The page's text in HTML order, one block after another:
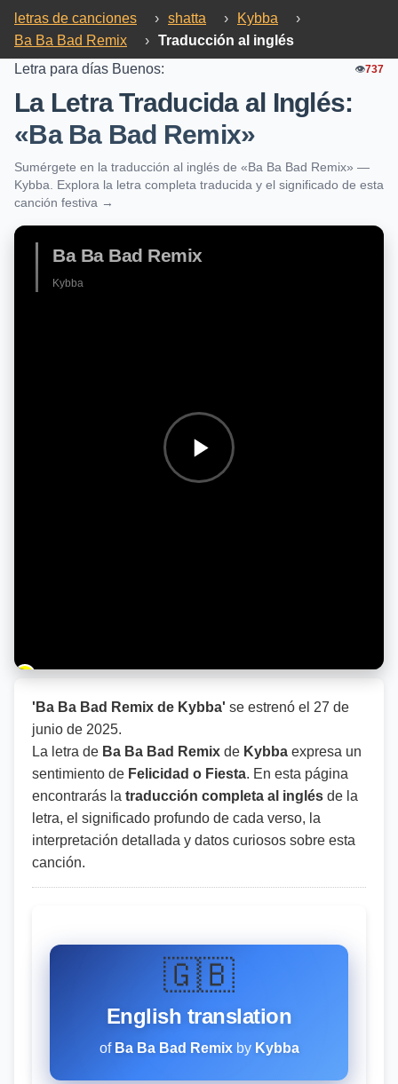
letras de canciones › shatta › Kybba
›
Ba Ba Bad Remix
› Traducción al inglés
Letra para días Buenos:
👁️737
La Letra Traducida al Inglés:
«Ba Ba Bad Remix»
Sumérgete en la traducción al inglés de «Ba Ba Bad Remix» —
Kybba. Explora la letra completa traducida y el significado de esta
canción festiva →
Ba Ba Bad Remix
Kybba
Barra de progreso de la reproducción
'Ba Ba Bad Remix de Kybba' se estrenó el 27 de
junio de 2025.
La letra de Ba Ba Bad Remix de Kybba expresa un
sentimiento de Felicidad o Fiesta. En esta página
encontrarás la traducción completa al inglés de la
letra, el significado profundo de cada verso, la
interpretación detallada y datos curiosos sobre esta
canción.
🇬🇧
English translation
of Ba Ba Bad Remixby Kybba